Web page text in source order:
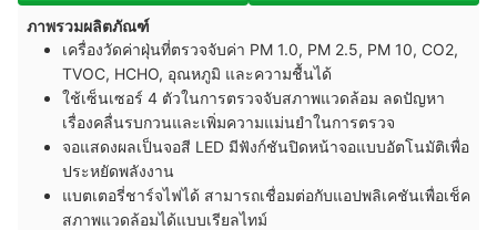
ภาพรวมผลิตภัณฑ์
เครื่องวัดค่าฝุ่นที่ตรวจจับค่า PM 1.0, PM 2.5, PM 10, CO2,
TVOC, HCHO, อุณหภูมิ และความชื้นได้
ใช้เซ็นเซอร์ 4 ตัวในการตรวจจับสภาพแวดล้อม ลดปัญหา
เรื่องคลื่นรบกวนและเพิ่มความแม่นยำในการตรวจ
จอแสดงผลเป็นจอสี LED มีฟังก์ชันปิดหน้าจอแบบอัตโนมัติเพื่อ
ประหยัดพลังงาน
แบตเตอรี่ชาร์จไฟได้ สามารถเชื่อมต่อกับแอปพลิเคชันเพื่อเช็ค
สภาพแวดล้อมได้แบบเรียลไทม์